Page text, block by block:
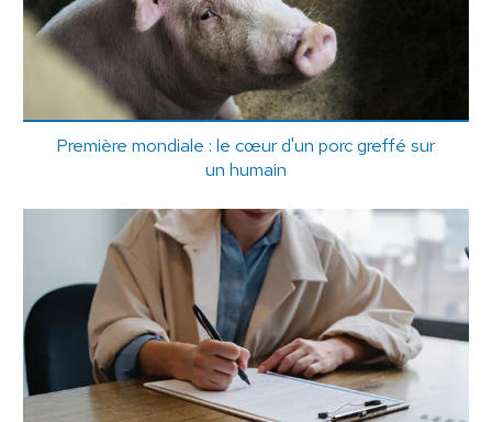
Première mondiale : le cœur d'un porc greffé sur
un humain